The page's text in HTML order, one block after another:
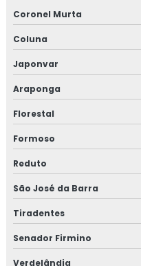
Coronel Murta
Coluna
Japonvar
Araponga
Florestal
Formoso
Reduto
São José da Barra
Tiradentes
Senador Firmino
Verdelândia